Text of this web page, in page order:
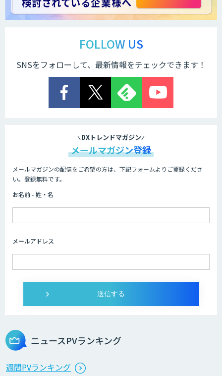
ス」
TIGEREYE AGENT
ービス
Asteria AIoT Suite｜Gravio – 画像認識
画像解析・デジタルツイン領域のAI開発
AI開発・伴走支援・内製化支援
StellaController 2.0
FOLLOW US
SNSをフォローして、最新情報をチェックできます！
DXトレンドマガジン
メールマガジン登録
メールマガジンの配信をご希望の方は、下記フォームよりご登録くださ
い。登録無料です。
お名前 - 姓・名
メールアドレス
ニュースPVランキング
週間PVランキング